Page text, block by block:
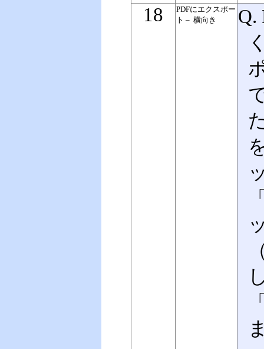
18
PDFにエクスポー
ト – 横向き
Q.